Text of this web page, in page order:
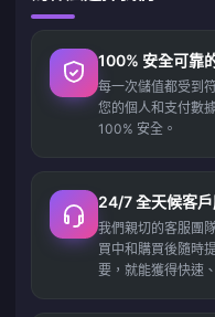
100% 安全可靠
每一次儲值都受到
您的個人和支付數
100% 安全。
24/7 全天候客
我們親切的客服團
買中和購買後隨時
要，就能獲得快速